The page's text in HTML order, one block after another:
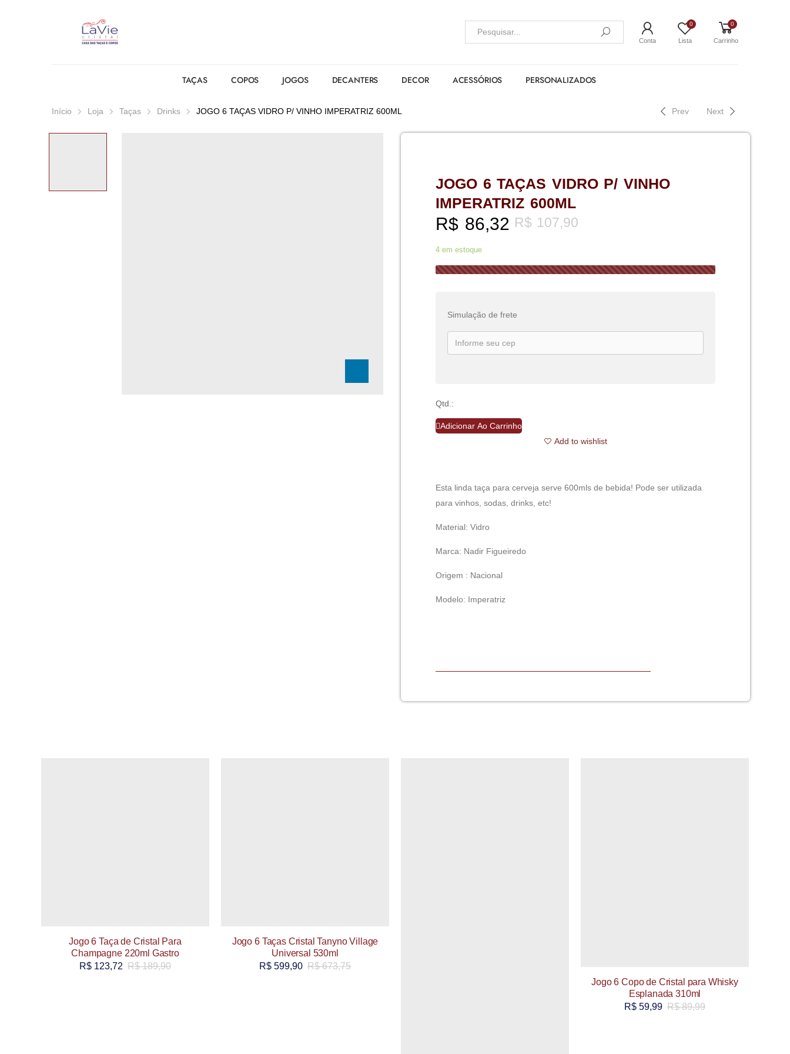
Conta
0
Lista
0
Carrinho
TAÇAS COPOS JOGOS DECANTERS DECOR ACESSÓRIOS PERSONALIZADOS
Início Loja Taças Drinks JOGO 6 TAÇAS VIDRO P/ VINHO IMPERATRIZ 600ML Prev Next
JOGO 6 TAÇAS VIDRO P/ VINHO
IMPERATRIZ 600ML
R$ 107,90
R$ 86,32
4 em estoque
Simulação de frete
Qtd.:
Adicionar Ao Carrinho
Add to wishlist
Esta linda taça para cerveja serve 600mls de bebida! Pode ser utilizada
para vinhos, sodas, drinks, etc!
Material: Vidro
Marca: Nadir Figueiredo
Origem : Nacional
Modelo: Imperatriz
Jogo 6 Taça de Cristal Para
Champagne 220ml Gastro
R$189,90
R$ 123,72
Jogo 6 Taças Cristal Tanyno Village
Universal 530ml
R$673,75
R$ 599,90
Jogo 6 Copo de Cristal para Whisky
Esplanada 310ml
R$89,99
R$ 59,99